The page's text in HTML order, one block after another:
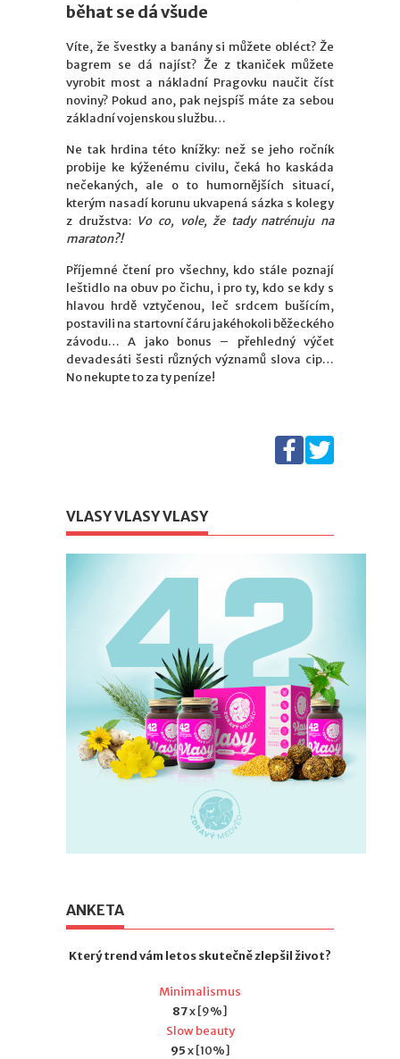
běhat se dá všude
Víte, že švestky a banány si můžete obléct? Že
bagrem se dá najíst? Že z tkaniček můžete
vyrobit most a nákladní Pragovku naučit číst
noviny? Pokud ano, pak nejspíš máte za sebou
základní vojenskou službu…
Ne tak hrdina této knížky: než se jeho ročník
probije ke kýženému civilu, čeká ho kaskáda
nečekaných, ale o to humornějších situací,
kterým nasadí korunu ukvapená sázka s kolegy
z družstva: Vo co, vole, že tady natrénuju na
maraton?!
Příjemné čtení pro všechny, kdo stále poznají
leštidlo na obuv po čichu, i pro ty, kdo se kdy s
hlavou hrdě vztyčenou, leč srdcem bušícím,
postavili na startovní čáru jakéhokoli běžeckého
závodu… A jako bonus – přehledný výčet
devadesáti šesti různých významů slova cip…
No nekupte to za ty peníze!
VLASY VLASY VLASY
ANKETA
Který trend vám letos skutečně zlepšil život?
Minimalismus
87x [9%]
Slow beauty
95x [10%]